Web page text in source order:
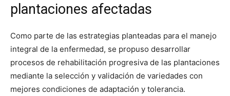
plantaciones afectadas
Como parte de las estrategias planteadas para el manejo
integral de la enfermedad, se propuso desarrollar
procesos de rehabilitación progresiva de las plantaciones
mediante la selección y validación de variedades con
mejores condiciones de adaptación y tolerancia.